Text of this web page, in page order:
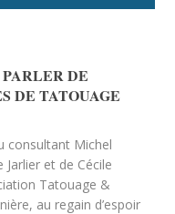
DE
DE TATOUAGE
consultant Michel
et de Cécile
Tatouage &
au regain d’espoir